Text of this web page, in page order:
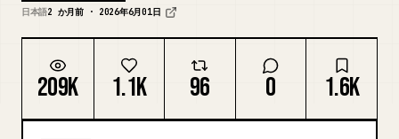
料金
ダウンロード
日本語2 か月前 · 2026年6月01日
209K 1.1K 96 0 1.6K